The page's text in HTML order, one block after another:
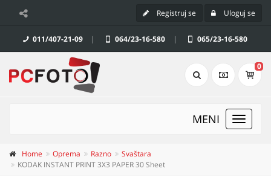
Registruj se Uloguj se
011/407-21-09 | 064/23-16-580 | 065/23-16-580
0
Toggle
MENI
Home Oprema Razno
Svaštara
KODAK INSTANT PRINT 3X3 PAPER 30 Sheet